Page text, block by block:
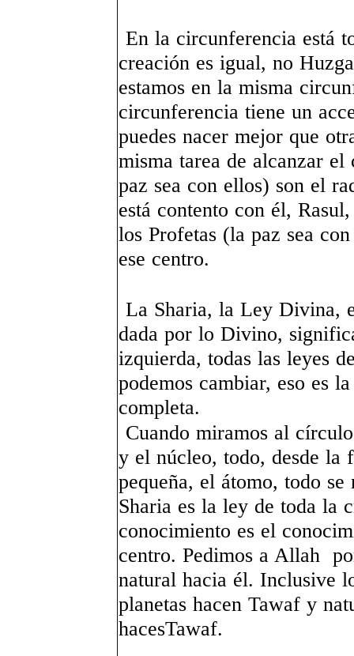
En la circunferencia está
creación es igual, no
estamos en la misma
circunferencia tiene un
puedes nacer mejor que
misma tarea de alcanzar
paz sea con ellos) son el
está contento con él,
los Profetas (la paz sea
ese centro.
La Sharia, la Ley Divina,
dada por lo Divino,
izquierda, todas las leyes
podemos cambiar, eso es
completa.
Cuando miramos al
y el núcleo, todo, desde la
pequeña, el átomo, todo
Sharia es la ley de toda la
conocimiento es el
centro. Pedimos a Allah
natural hacia él. Inclusive
planetas hacen Tawaf y
hacesTawaf.